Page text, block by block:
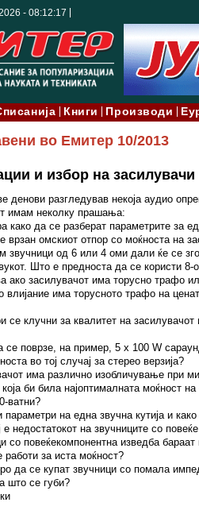
- 08:12:19
Книги Производи
во Емитер 10/2013
и избор на засилувачи
денови разгледував некоја аудио
имам неколку прашања:
како да се разберат параметрите за
врзан омскиот отпор со моќноста на
звучници од 6 или 4 оми дали ќе се
Што е предноста да се користи
ако засилувачот има торусно трафо
влијание има торусното трафо на
се клучни за квалитет на
поврзе, на пример, 5 x 100 W
во тој случај за стерео верзија?
има различно изобличување при
би била најоптималната моќност
ватни?
на една звучна кутија и
е недостатокот на звучниците со
со повеќекомпонентна изведба
работи за иста моќност?
да се купат звучници со помала
што се губи?